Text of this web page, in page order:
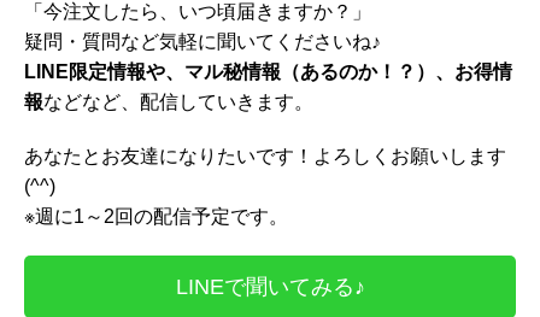
「今注文したら、いつ頃届きますか？」
疑問・質問など気軽に聞いてくださいね♪
LINE限定情報や、マル秘情報（あるのか！？）、お得情
報などなど、配信していきます。
あなたとお友達になりたいです！よろしくお願いします
(^^)
※週に1～2回の配信予定です。
LINEで聞いてみる♪